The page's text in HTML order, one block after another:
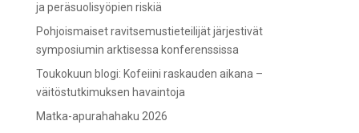
ja peräsuolisyöpien riskiä
Pohjoismaiset ravitsemustieteilijät järjestivät
symposiumin arktisessa konferenssissa
Toukokuun blogi: Kofeiini raskauden aikana –
väitöstutkimuksen havaintoja
Matka-apurahahaku 2026